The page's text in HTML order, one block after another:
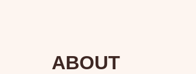
ABOUT